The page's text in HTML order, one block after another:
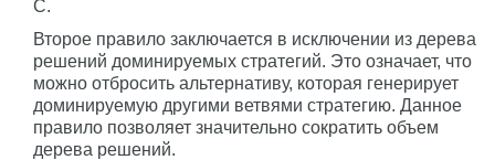
C.
Второе правило заключается в исключении из дерева
решений доминируемых стратегий. Это означает, что
можно отбросить альтернативу, которая генерирует
доминируемую другими ветвями стратегию. Данное
правило позволяет значительно сократить объем
дерева решений.